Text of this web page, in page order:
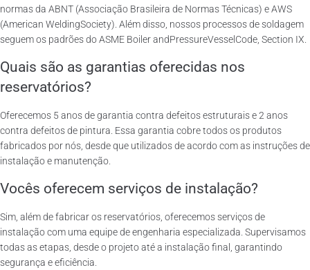
normas da ABNT (Associação Brasileira de Normas Técnicas) e AWS
(American WeldingSociety). Além disso, nossos processos de soldagem
seguem os padrões do ASME Boiler andPressureVesselCode, Section IX.
Quais são as garantias oferecidas nos
reservatórios?
Oferecemos 5 anos de garantia contra defeitos estruturais e 2 anos
contra defeitos de pintura. Essa garantia cobre todos os produtos
fabricados por nós, desde que utilizados de acordo com as instruções de
instalação e manutenção.
Vocês oferecem serviços de instalação?
Sim, além de fabricar os reservatórios, oferecemos serviços de
instalação com uma equipe de engenharia especializada. Supervisamos
todas as etapas, desde o projeto até a instalação final, garantindo
segurança e eficiência.